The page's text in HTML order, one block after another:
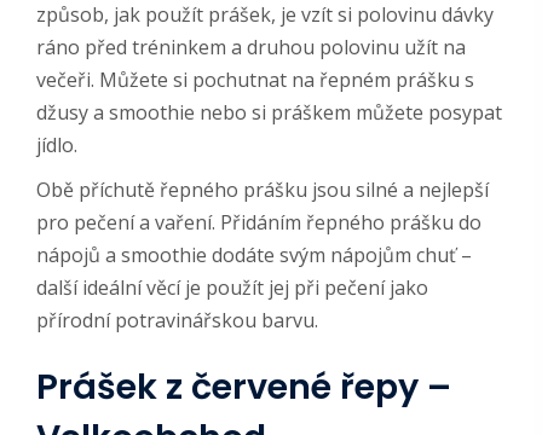
způsob, jak použít prášek, je vzít si polovinu dávky
ráno před tréninkem a druhou polovinu užít na
večeři. Můžete si pochutnat na řepném prášku s
džusy a smoothie nebo si práškem můžete posypat
jídlo.
Obě příchutě řepného prášku jsou silné a nejlepší
pro pečení a vaření. Přidáním řepného prášku do
nápojů a smoothie dodáte svým nápojům chuť –
další ideální věcí je použít jej při pečení jako
přírodní potravinářskou barvu.
Prášek z červené řepy –